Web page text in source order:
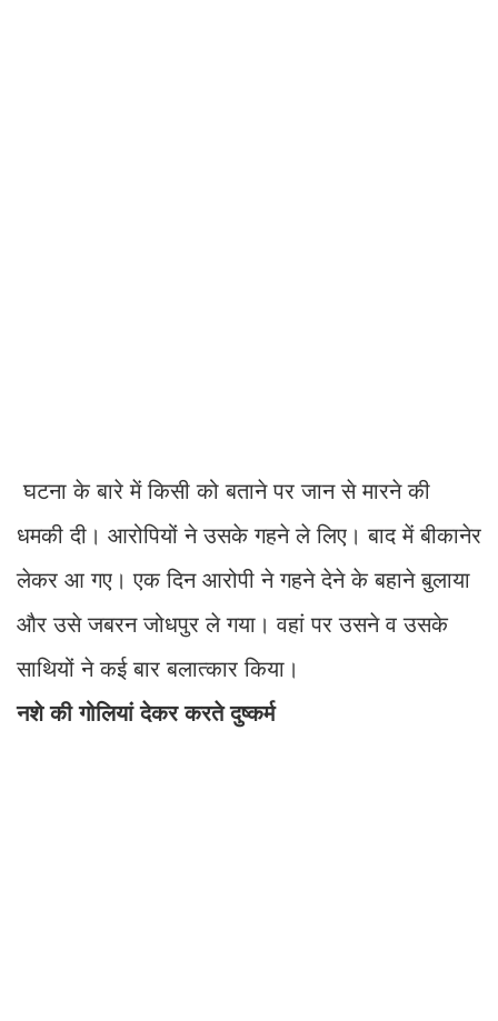
घटना के बारे में किसी को बताने पर जान से मारने की
धमकी दी। आरोपियों ने उसके गहने ले लिए। बाद में बीकानेर
लेकर आ गए। एक दिन आरोपी ने गहने देने के बहाने बुलाया
और उसे जबरन जोधपुर ले गया। वहां पर उसने व उसके
साथियों ने कई बार बलात्कार किया।
नशे की गोलियां देकर करते दुष्कर्म